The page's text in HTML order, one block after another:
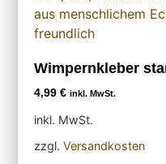
Wimpernkleber
4,99€ inkl. MwSt.
inkl. MwSt.
zzgl.Versandkosten